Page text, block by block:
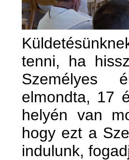
tenni, ha
Személyes
elmondta, 17
helyén van
hogy ezt a
indulunk,